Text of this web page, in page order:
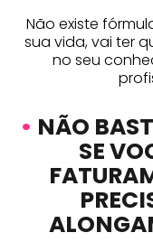
Não existe
sua vida, vai ter
no seu
• NÃO
SE